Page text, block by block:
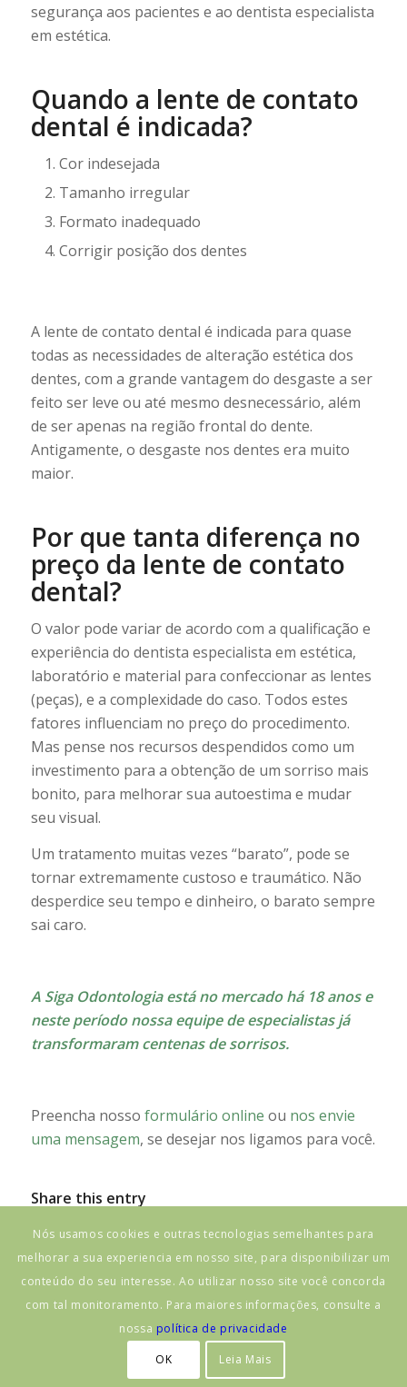
segurança aos pacientes e ao dentista especialista
em estética.
Quando a lente de contato
dental é indicada?
Cor indesejada
Tamanho irregular
Formato inadequado
Corrigir posição dos dentes
A lente de contato dental é indicada para quase
todas as necessidades de alteração estética dos
dentes, com a grande vantagem do desgaste a ser
feito ser leve ou até mesmo desnecessário, além
de ser apenas na região frontal do dente.
Antigamente, o desgaste nos dentes era muito
maior.
Por que tanta diferença no
preço da lente de contato
dental?
O valor pode variar de acordo com a qualificação e
experiência do dentista especialista em estética,
laboratório e material para confeccionar as lentes
(peças), e a complexidade do caso. Todos estes
fatores influenciam no preço do procedimento.
Mas pense nos recursos despendidos como um
investimento para a obtenção de um sorriso mais
bonito, para melhorar sua autoestima e mudar
seu visual.
Um tratamento muitas vezes “barato”, pode se
tornar extremamente custoso e traumático. Não
desperdice seu tempo e dinheiro, o barato sempre
sai caro.
A Siga Odontologia está no mercado há 18 anos e
neste período nossa equipe de especialistas já
transformaram centenas de sorrisos.
Preencha nosso formulário online ou nos envie
uma mensagem, se desejar nos ligamos para você.
Share this entry
Nós usamos cookies e outras tecnologias semelhantes para
melhorar a sua experiencia em nosso site, para disponibilizar um
conteúdo do seu interesse. Ao utilizar nosso site você concorda
com tal monitoramento. Para maiores informações, consulte a
nossa política de privacidade
OK Leia Mais